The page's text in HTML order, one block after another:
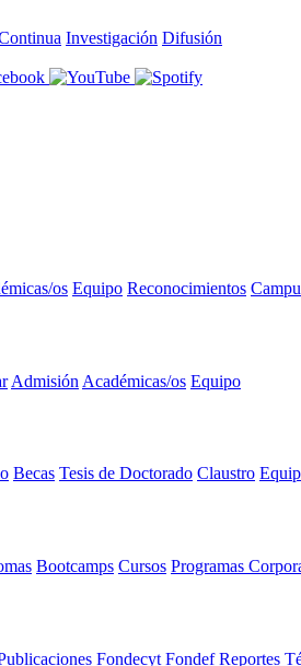
Investigación Difusión
os Equipo Reconocimientos
Admisión Académicas/os Equipo
Becas Tesis de Doctorado Claustro
Bootcamps Cursos Programas
Fondecyt Fondef Reportes